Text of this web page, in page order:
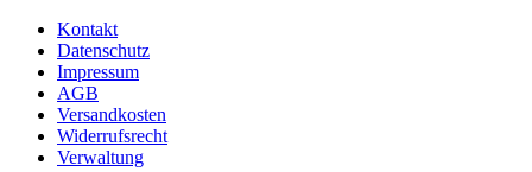
Kontakt
Datenschutz
Impressum
AGB
Versandkosten
Widerrufsrecht
Verwaltung